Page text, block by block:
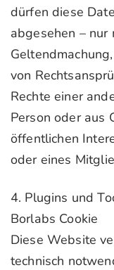
dürfen diese
abgesehen –
von
Rechte einer
Person oder aus
öffentlichen
oder eines
4. Plugins und
Borlabs Cookie
Diese Website
technisch